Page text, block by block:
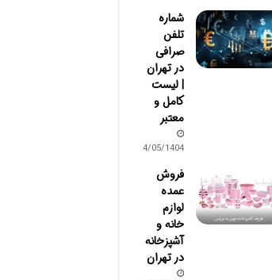
شماره
تلفن
صرافی
در تهران
| لیست
کامل و
معتبر
24/05/1404
فروش
عمده
لوازم
خانه و
آشپزخانه
در تهران